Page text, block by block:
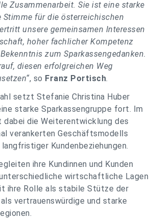
Zusammenarbeit. Sie ist eine starke
für die österreichischen
unsere gemeinsamen Interessen
hoher fachlicher Kompetenz
zum Sparkassengedanken.
diesen erfolgreichen Weg
, so Franz Portisch.
setzt Stefanie Christina Huber
starke Sparkassengruppe fort. Im
die Weiterentwicklung des
verankerten Geschäftsmodells
Kundenbeziehungen.
ihre Kundinnen und Kunden
wirtschaftliche Lagen
ihre Rolle als stabile Stütze der
vertrauenswürdige und starke